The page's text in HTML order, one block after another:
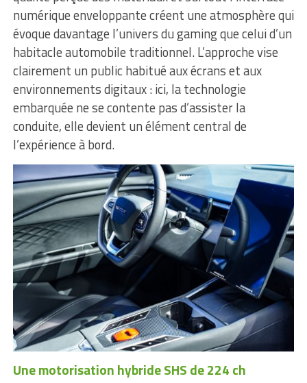
numérique enveloppante créent une atmosphère qui
évoque davantage l’univers du gaming que celui d’un
habitacle automobile traditionnel. L’approche vise
clairement un public habitué aux écrans et aux
environnements digitaux : ici, la technologie
embarquée ne se contente pas d’assister la
conduite, elle devient un élément central de
l’expérience à bord.
Une motorisation hybride SHS de 224 ch